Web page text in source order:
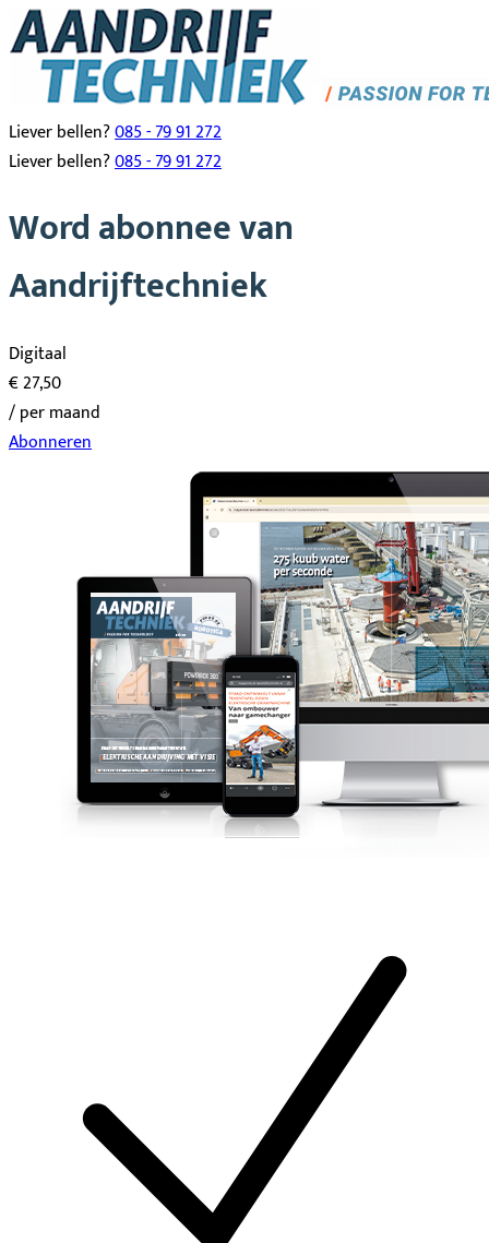
Liever bellen?085 - 79 91 272
Liever bellen?085 - 79 91 272
Word abonnee van
Aandrijftechniek
Digitaal
€ 27,50
/ per maand
Abonneren